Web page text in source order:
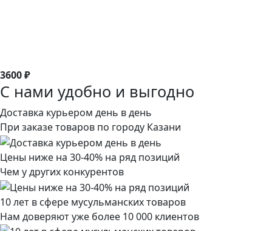
3600 ₽
С нами удобно и выгодно
Доставка курьером день в день
При заказе товаров по городу Казани
Цены ниже на 30-40% на ряд позиций
Чем у других конкурентов
10 лет в сфере мусульманских товаров
Нам доверяют уже более 10 000 клиентов